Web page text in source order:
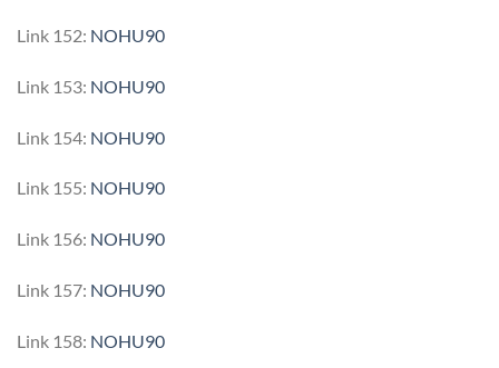
Link 152: NOHU90
Link 153: NOHU90
Link 154: NOHU90
Link 155: NOHU90
Link 156: NOHU90
Link 157: NOHU90
Link 158: NOHU90